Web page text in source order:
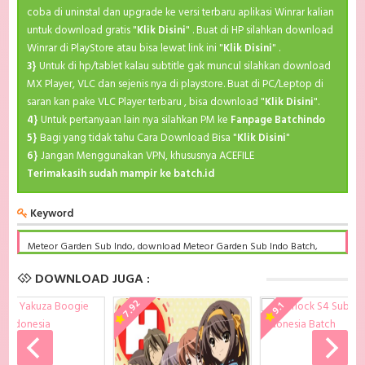
coba di uninstal dan upgrade ke versi terbaru aplikasi Winrar kalian
untuk download gratis "Klik Disini" . Buat di HP silahkan download
Winrar di PlayStore atau bisa lewat link ini "Klik Disini" .
3} Untuk di hp/tablet kalau subtitle gak muncul silahkan download
MX Player, VLC dan sejenis nya di playstore. Buat di PC/Leptop di
saran kan pake VLC Player terbaru , bisa download "Klik Disini".
4} Untuk pertanyaan lain nya silahkan PM ke Fanpage Batchindo
5} Bagi yang tidak tahu Cara Download Bisa "Klik Disini"
6}Jangan Menggunakan VPN, khususnya ACEFILE
Terimakasih sudah mampir ke batch.id
Keyword
Meteor Garden Sub Indo, download Meteor Garden Sub Indo Batch,
Meteor Garden BD Subtitle Indonesia komplit, download Meteor
Garden Sub indo batch google drive, Meteor Garden batch subtitle
indonesia, Meteor Garden mp4 batch, Meteor Garden Sub Indo x265,
Meteor Garden Batch Subtitle Indonesia bd, Meteor Garden Batch
Subtitle Indonesia kurogaze, Meteor Garden Batch Subtitle Indonesia
anibatch, Meteor Garden Batch Subtitle Indonesia animeindo, Meteor
Garden Batch Subtitle Indonesia samehadaku , donwload anime
Meteor Garden Batch Subtitle Indonesia batch , donwload Meteor
DOWNLOAD JUGA :
7.92 9.1